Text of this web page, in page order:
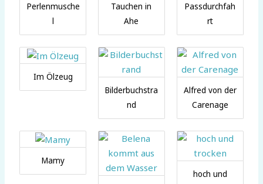
Perlenmusche
l
Tauchen in
Ahe
Passdurchfah
rt
Im Ölzeug
Bilderbuchstra
nd
Alfred von der
Carenage
Mamy
hoch und